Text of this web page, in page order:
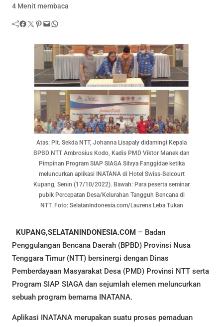
4 Menit membaca
Facebook Twitter Pinterest Mail WhatsApp
Atas: Plt. Sekda NTT, Johanna Lisapaly didamingi Kepala
BPBD NTT Ambrosius Kodo, Kadis PMD Viktor Manek dan
Pimpinan Program SIAP SIAGA Silvya Fanggidae ketika
meluncurkan aplikasi INATANA di Hotel Swiss-Belcourt
Kupang, Senin (17/10/2022). Bawah: Para peserta seminar
pubik Percepatan Desa/Kelurahan Tangguh Bencana di
NTT. Foto: SelatanIndonesia.com/Laurens Leba Tukan
KUPANG,SELATANINDONESIA.COM – Badan
Penggulangan Bencana Daerah (BPBD) Provinsi Nusa
Tenggara Timur (NTT) bersinergi dengan Dinas
Pemberdayaan Masyarakat Desa (PMD) Provinsi NTT serta
Program SIAP SIAGA dan sejumlah elemen meluncurkan
sebuah program bernama INATANA.
Aplikasi INATANA merupakan suatu proses pemaduan